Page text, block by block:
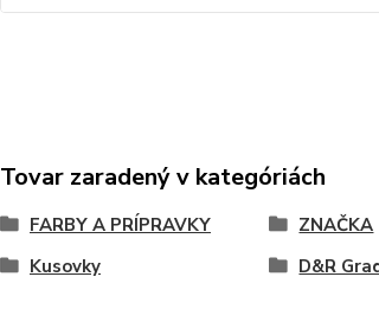
Tovar zaradený v kategóriách
FARBY A PRÍPRAVKY ZNAČKA
Kusovky
D&R